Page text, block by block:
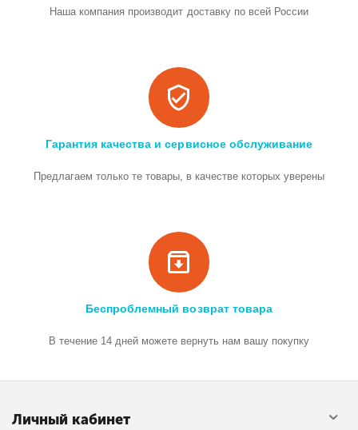
Наша компания производит доставку по всей России
Гарантия качества и сервисное обслуживание
Предлагаем только те товары, в качестве которых уверены
Беспроблемный возврат товара
В течение 14 дней можете вернуть нам вашу покупку
Личный кабинет